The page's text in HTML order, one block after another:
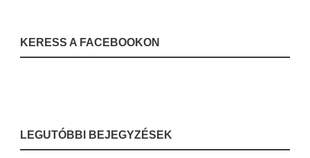
KERESS A FACEBOOKON
LEGUTÓBBI BEJEGYZÉSEK